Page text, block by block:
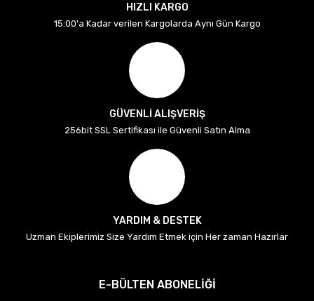
HIZLI KARGO
15:00'a Kadar verilen Kargolarda Aynı Gün Kargo
GÜVENLİ ALIŞVERİŞ
256bit SSL Sertifikası ile Güvenli Satın Alma
YARDIM & DESTEK
Uzman Ekiplerimiz Size Yardım Etmek için Her zaman Hazırlar
E-BÜLTEN ABONELİĞİ